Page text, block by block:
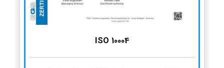
ISO 10004